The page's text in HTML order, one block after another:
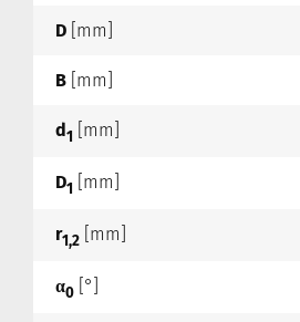
D [mm]
B [mm]
d1 [mm]
D1 [mm]
r1,2 [mm]
α0 [°]